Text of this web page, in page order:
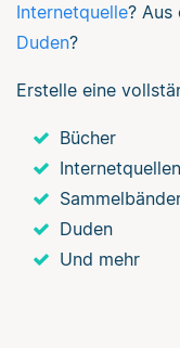
Internetquelle? Aus
Duden?
Erstelle eine
Bücher
Internetquellen
Duden
Und mehr